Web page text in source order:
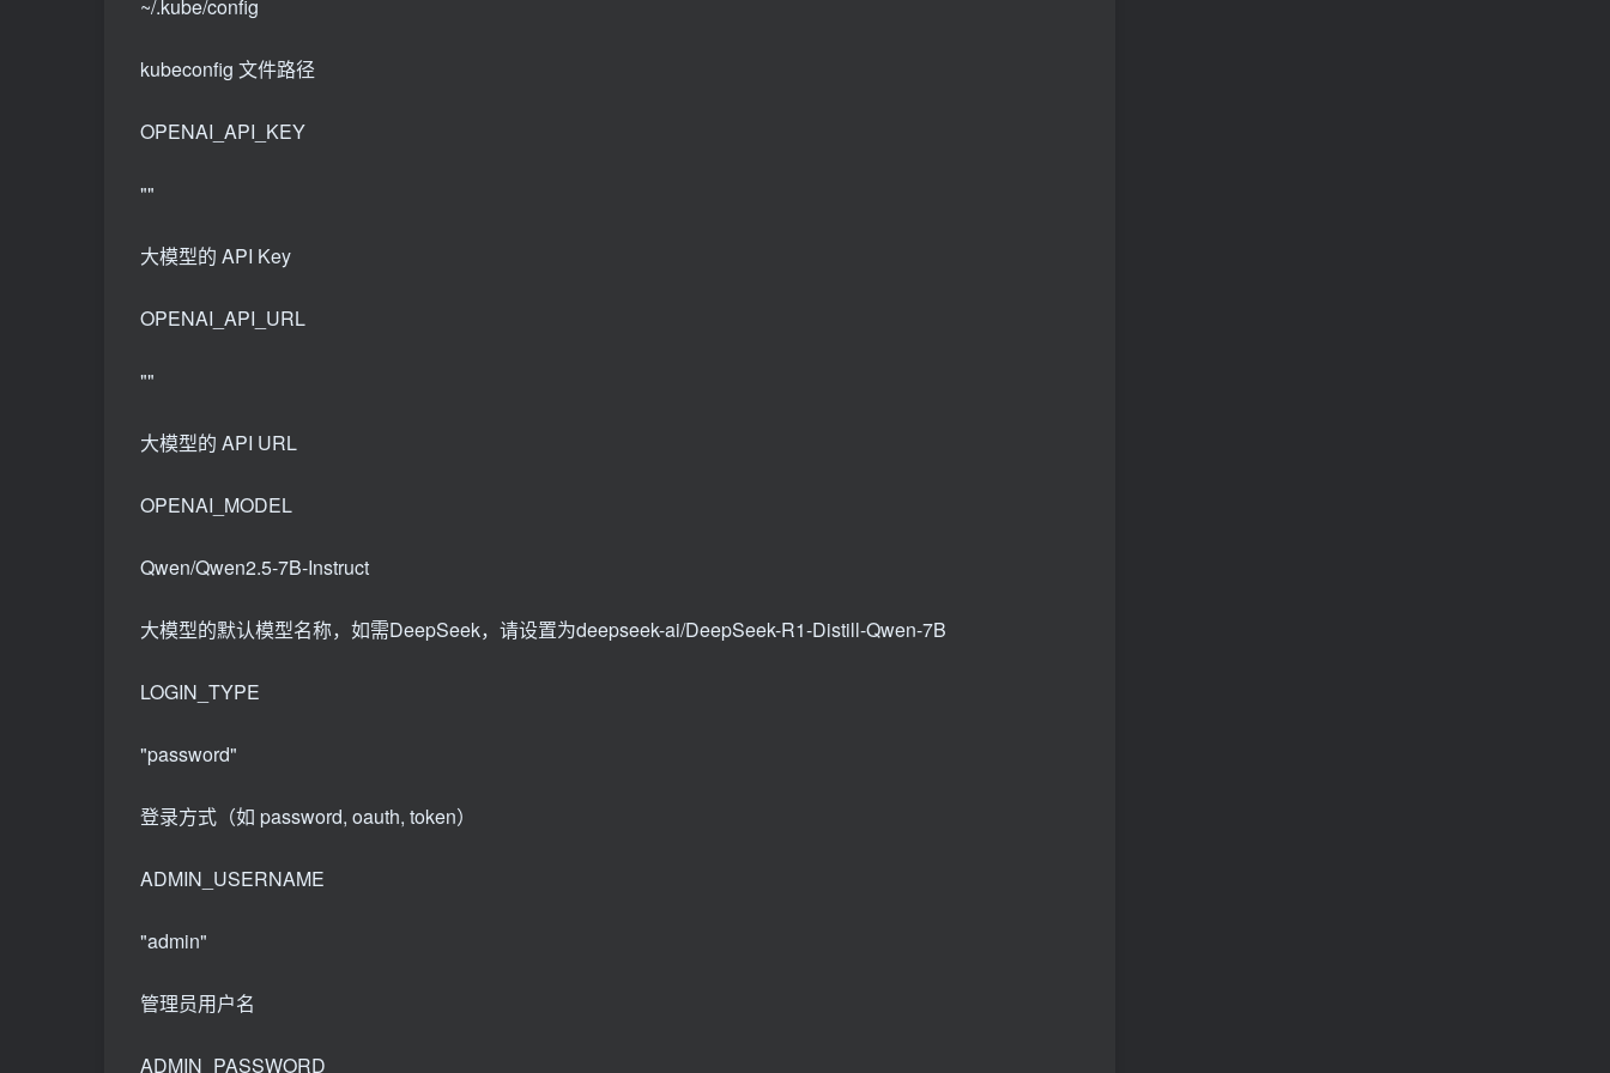
~/.kube/config
kubeconfig 文件路径
OPENAI_API_KEY
""
大模型的 API Key
OPENAI_API_URL
""
大模型的 API URL
OPENAI_MODEL
Qwen/Qwen2.5-7B-Instruct
大模型的默认模型名称，如需DeepSeek，请设置为deepseek-ai/DeepSeek-R1-Distill-Qwen-7B
LOGIN_TYPE
"password"
登录方式（如 password, oauth, token）
ADMIN_USERNAME
"admin"
管理员用户名
ADMIN_PASSWORD